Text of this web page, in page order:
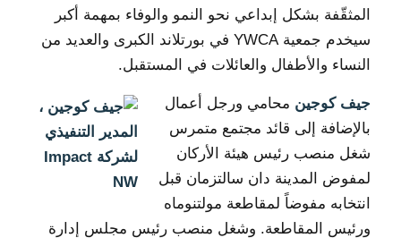
المثقّفة بشكل إبداعي نحو النمو والوفاء بمهمة أكبر
سيخدم جمعية YWCA في بورتلاند الكبرى والعديد من
النساء والأطفال والعائلات في المستقبل.
جيف كوجين محامي ورجل أعمال
بالإضافة إلى قائد مجتمع متمرس
شغل منصب رئيس هيئة الأركان
لمفوض المدينة دان سالتزمان قبل
انتخابه مفوضاً لمقاطعة مولتنوماه
ورئيس المقاطعة. وشغل منصب رئيس مجلس إدارة